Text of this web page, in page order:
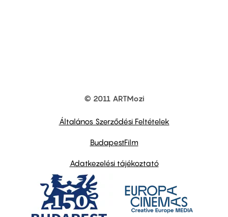
© 2011 ARTMozi
Általános Szerződési Feltételek
BudapestFilm
Adatkezelési tájékoztató